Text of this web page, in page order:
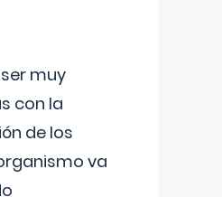
muy
con la
de los
va